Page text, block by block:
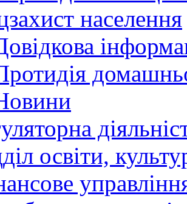
населення
освіти,